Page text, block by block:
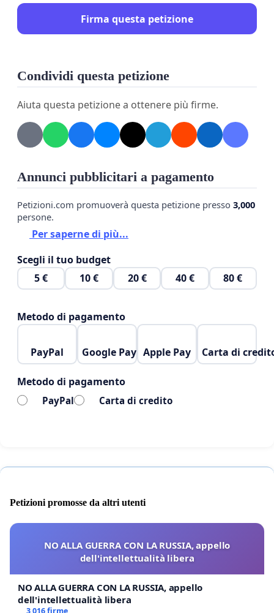
Firma questa petizione
Condividi questa petizione
Aiuta questa petizione a ottenere più firme.
Annunci pubblicitari a pagamento
Petizioni.com promuoverà questa petizione presso 3,000
persone.
Per saperne di più...
Scegli il tuo budget
5 €
10 € 20 € 40 € 80 €
Metodo di pagamento
PayPal Google Pay Apple Pay Carta di
Metodo di pagamento
PayPal Carta di credito
Petizioni promosse da altri utenti
NO ALLA GUERRA CON LA RUSSIA, appello
dell'intellettualità libera
NO ALLA GUERRA CON LA RUSSIA, appello
dell'intellettualità libera
3 016 firme